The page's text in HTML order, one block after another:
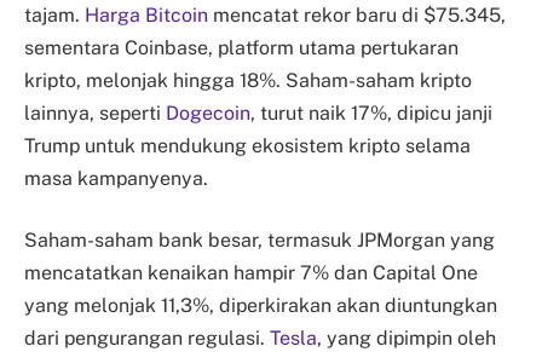
tajam. Harga Bitcoin mencatat rekor baru di $75.345,
sementara Coinbase, platform utama pertukaran
kripto, melonjak hingga 18%. Saham-saham kripto
lainnya, seperti Dogecoin, turut naik 17%, dipicu janji
Trump untuk mendukung ekosistem kripto selama
masa kampanyenya.
Saham-saham bank besar, termasuk JPMorgan yang
mencatatkan kenaikan hampir 7% dan Capital One
yang melonjak 11,3%, diperkirakan akan diuntungkan
dari pengurangan regulasi. Tesla, yang dipimpin oleh